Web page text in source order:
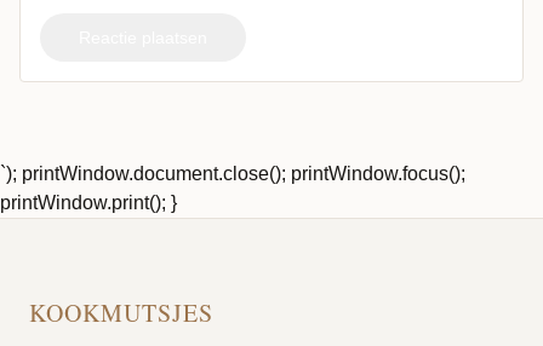
`); printWindow.document.close(); printWindow.focus();
printWindow.print(); }
KOOKMUTSJES